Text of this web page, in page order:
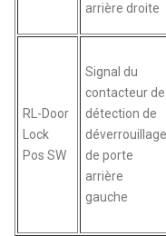
arrière droite
RL-Door
Lock
Pos SW
Signal du
contacteur de
détection de
déverrouillage
de porte
arrière
gauche